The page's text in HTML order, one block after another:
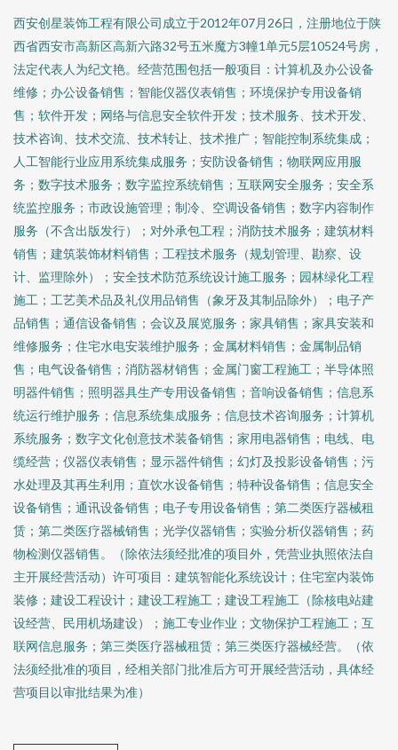
西安创星装饰工程有限公司成立于2012年07月26日，注册地位于陕
西省西安市高新区高新六路32号五米魔方3幢1单元5层10524号房，
法定代表人为纪文艳。经营范围包括一般项目：计算机及办公设备
维修；办公设备销售；智能仪器仪表销售；环境保护专用设备销
售；软件开发；网络与信息安全软件开发；技术服务、技术开发、
技术咨询、技术交流、技术转让、技术推广；智能控制系统集成；
人工智能行业应用系统集成服务；安防设备销售；物联网应用服
务；数字技术服务；数字监控系统销售；互联网安全服务；安全系
统监控服务；市政设施管理；制冷、空调设备销售；数字内容制作
服务（不含出版发行）；对外承包工程；消防技术服务；建筑材料
销售；建筑装饰材料销售；工程技术服务（规划管理、勘察、设
计、监理除外）；安全技术防范系统设计施工服务；园林绿化工程
施工；工艺美术品及礼仪用品销售（象牙及其制品除外）；电子产
品销售；通信设备销售；会议及展览服务；家具销售；家具安装和
维修服务；住宅水电安装维护服务；金属材料销售；金属制品销
售；电气设备销售；消防器材销售；金属门窗工程施工；半导体照
明器件销售；照明器具生产专用设备销售；音响设备销售；信息系
统运行维护服务；信息系统集成服务；信息技术咨询服务；计算机
系统服务；数字文化创意技术装备销售；家用电器销售；电线、电
缆经营；仪器仪表销售；显示器件销售；幻灯及投影设备销售；污
水处理及其再生利用；直饮水设备销售；特种设备销售；信息安全
设备销售；通讯设备销售；电子专用设备销售；第二类医疗器械租
赁；第二类医疗器械销售；光学仪器销售；实验分析仪器销售；药
物检测仪器销售。（除依法须经批准的项目外，凭营业执照依法自
主开展经营活动）许可项目：建筑智能化系统设计；住宅室内装饰
装修；建设工程设计；建设工程施工；建设工程施工（除核电站建
设经营、民用机场建设）；施工专业作业；文物保护工程施工；互
联网信息服务；第三类医疗器械租赁；第三类医疗器械经营。（依
法须经批准的项目，经相关部门批准后方可开展经营活动，具体经
营项目以审批结果为准）